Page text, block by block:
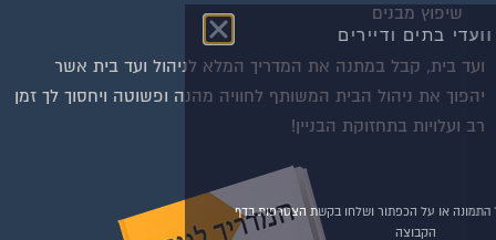
שיפוץ מבנים
ועד בית, קבל במתנה את המדריך המלא לניהול ועד בית אשר
יהפוך את ניהול הבית המשותף לחוויה מהנה ופשוטה ויחסוך לך זמן
רב ועלויות בתחזוקת הבניין!
וועדי בתים ודיירים
הצטרפו עכשיו לקבוצת
הפייסבוק הגדולה בישראל
הנותנת מענה לבעיות
הדיור בבית המשותף!!!
להצטרפות לחצו על התמונה או על הכפתור ושלחו בקשת הצטרפות בדף
הקבוצה